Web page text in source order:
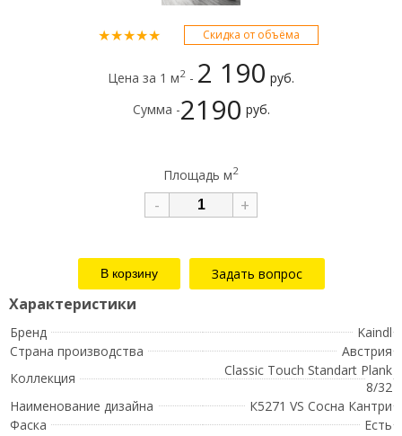
★★★★★ Скидка от объёма
Цена за 1 м2 - 2 190 руб.
Сумма -2190 руб.
Площадь м2
- +
Задать вопрос
Бренд
Kaindl
Страна производства
Австрия
Коллекция
Classic Touch Standart Plank
8/32
Наименование дизайна
К5271 VS Сосна Кантри
Фаска
Есть